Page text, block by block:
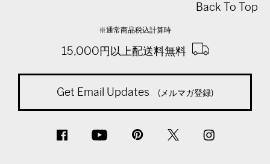
Back To Top
※通常商品税込計算時
15,000円以上配送料無料
Get Email Updates (メルマガ登録)